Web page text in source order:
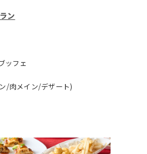
ン
ッフェ
/肉メイン/デザート)